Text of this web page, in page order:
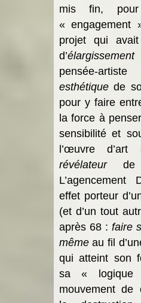
mis fin,
«
projet qui
d’
pensée-
esthétiquede
pour y faire
la force à
sensibilité et
l’œuvre
révélateur
L’agencement
effet porteur
(et d’un tout
après 68 : faire
mêmeau fil
qui atteint son
sa «
mouvement de